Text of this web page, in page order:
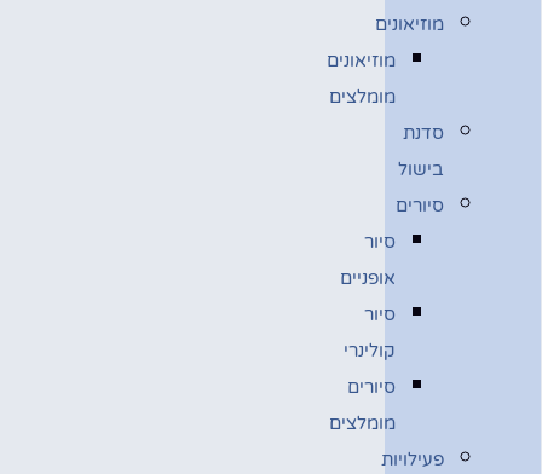
מוזיאונים
מוזיאונים
מומלצים
סדנת
בישול
סיורים
סיור
אופניים
סיור
קולינרי
סיורים
מומלצים
פעילויות